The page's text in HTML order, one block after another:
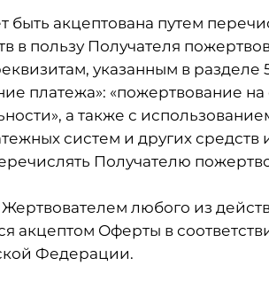
быть акцептована путем
в пользу Получателя
указанным в разделе
платежа»: «пожертвование
а также с
систем и других
Получателю
любого из
акцептом Оферты в
Федерации.